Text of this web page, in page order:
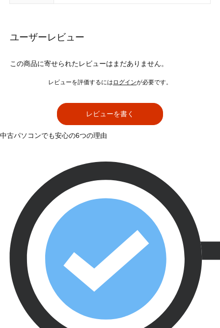
ユーザーレビュー
この商品に寄せられたレビューはまだありません。
レビューを評価するには ログインが必要です。
レビューを書く
中古パソコンでも安心の6つの理由